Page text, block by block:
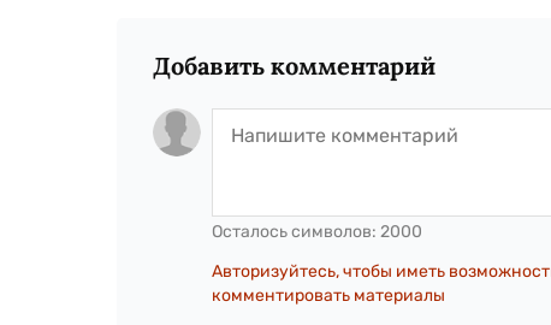
Добавить комментарий
Осталось символов: 2000
Авторизуйтесь, чтобы иметь
комментировать материалы